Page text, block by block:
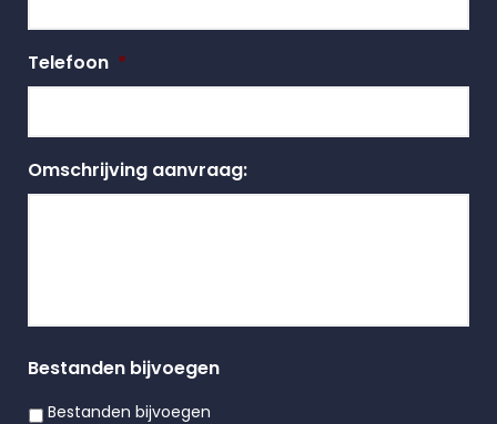
Telefoon *
Omschrijving aanvraag:
Bestanden bijvoegen
Bestanden bijvoegen